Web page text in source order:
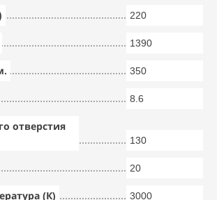
220
1390
350
8.6
отверстия
130
20
(К) 3000